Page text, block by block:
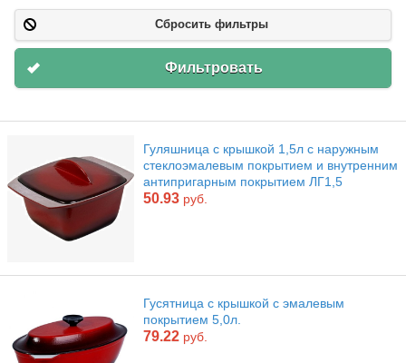
Сбросить фильтры
Фильтровать
Гуляшница с крышкой 1,5л с наружным
стеклоэмалевым покрытием и внутренним
антипригарным покрытием ЛГ1,5
50.93 руб.
Гусятница с крышкой с эмалевым
покрытием 5,0л.
79.22 руб.